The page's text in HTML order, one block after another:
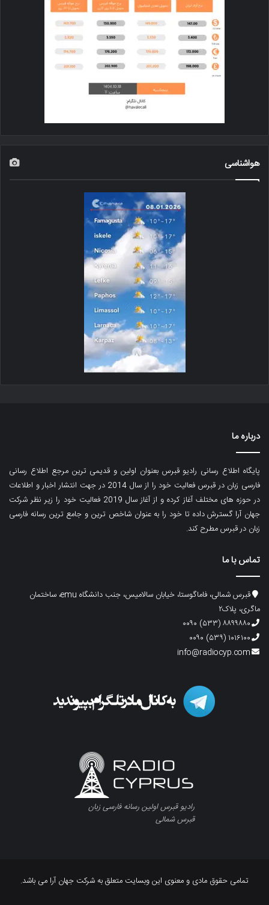
هواشناسی
درباره ما
پایگاه اطلاع رسانی رادیو قبرس بعنوان اولین و قدیمی ترین مرجع اطلاع رسانی
فارسی زبان در قبرس فعالیت خود را از سال 2014 در جهت انتشار اخبار و اطلاعات
در حوزه های مختلف آغاز کرده و از آغاز سال 2019 فعالیت خود را زیر نظر شرکت
جهان آرا گسترش داده تا خود را به عنوان شاخص ترین و جامع ترین رسانه فارسی
زبان در قبرس مطرح کند.
تماس با ما
قبرس شمالی، فاماگوستا، خیابان سالامیس، جنب دانشگاه emu، ساختمان
ماگری، پلاک۲
۸۸۹۹۸۸۰ (۵۳۳) ۰۰۹۰
۱۰۱۶۱۰۰ (۵۳۹) ۰۰۹۰
info@radiocyp.com
رادیو قبرس اولین رسانه فارسی زبان
قبرس شمالی
تمامی حقوق مادی و معنوی این وبسایت متعلق به شرکت جهان آرا می باشد.